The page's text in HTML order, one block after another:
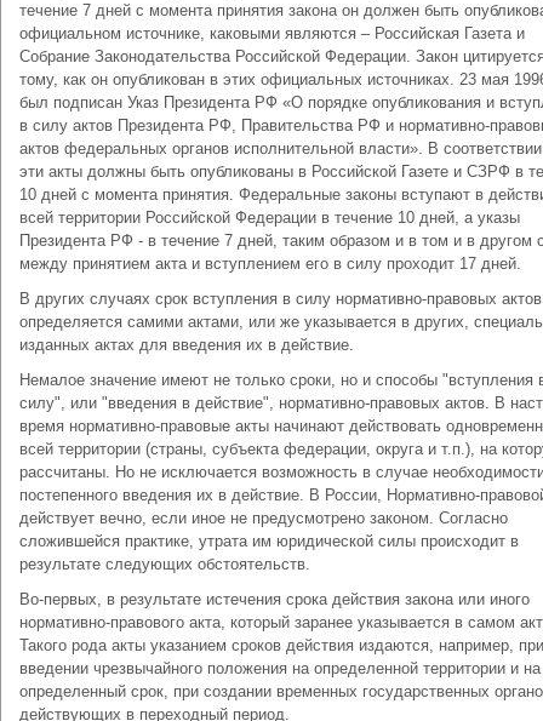
течение 7 дней с момента принятия закона он должен быть
официальном источнике, каковыми являются – Российская Газета и
Собрание Законодательства Российской Федерации. Закон
тому, как он опубликован в этих официальных источниках. 23 мая
был подписан Указ Президента РФ «О порядке опубликования и
в силу актов Президента РФ, Правительства РФ и нормативно-
актов федеральных органов исполнительной власти». В
эти акты должны быть опубликованы в Российской Газете и СЗРФ в
10 дней с момента принятия. Федеральные законы вступают в
всей территории Российской Федерации в течение 10 дней, а указы
Президента РФ - в течение 7 дней, таким образом и в том и в другом
между принятием акта и вступлением его в силу проходит 17 дней.
В других случаях срок вступления в силу нормативно-правовых
определяется самими актами, или же указывается в других,
изданных актах для введения их в действие.
Немалое значение имеют не только сроки, но и способы "вступления
силу", или "введения в действие", нормативно-правовых актов. В
время нормативно-правовые акты начинают действовать
всей территории (страны, субъекта федерации, округа и т.п.), на
рассчитаны. Но не исключается возможность в случае
постепенного введения их в действие. В России, Нормативно-
действует вечно, если иное не предусмотрено законом. Согласно
сложившейся практике, утрата им юридической силы происходит в
результате следующих обстоятельств.
Во-первых, в результате истечения срока действия закона или иного
нормативно-правового акта, который заранее указывается в самом
Такого рода акты указанием сроков действия издаются, например, при
введении чрезвычайного положения на определенной территории и на
определенный срок, при создании временных государственных
действующих в переходный период.